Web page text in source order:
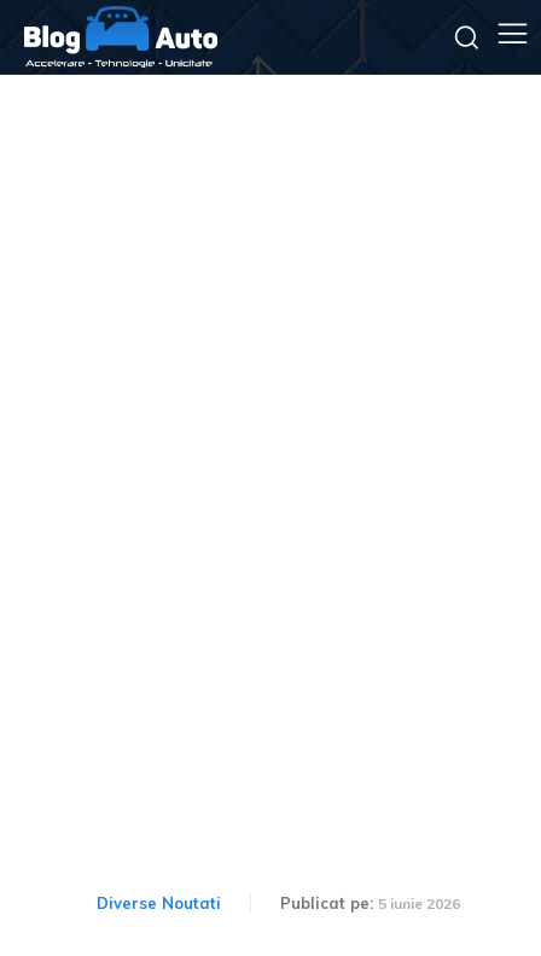
Diverse Noutati Publicat pe: 5 iunie 2026